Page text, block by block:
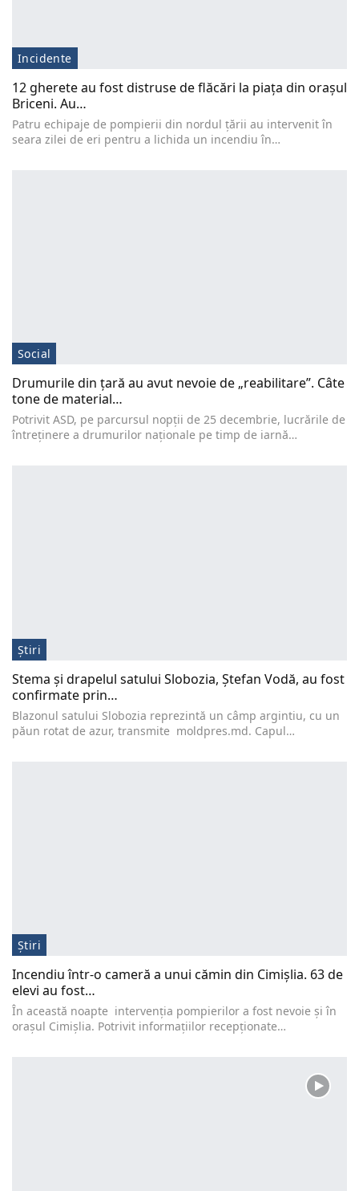
Incidente
12 gherete au fost distruse de flăcări la piața din orașul
Briceni. Au…
Patru echipaje de pompierii din nordul țării au intervenit în
seara zilei de eri pentru a lichida un incendiu în…
Social
Drumurile din țară au avut nevoie de „reabilitare”. Câte
tone de material…
Potrivit ASD, pe parcursul nopții de 25 decembrie, lucrările de
întreținere a drumurilor naționale pe timp de iarnă…
Știri
Stema şi drapelul satului Slobozia, Ştefan Vodă, au fost
confirmate prin…
Blazonul satului Slobozia reprezintă un câmp argintiu, cu un
păun rotat de azur, transmite moldpres.md. Capul…
Știri
Incendiu într-o cameră a unui cămin din Cimișlia. 63 de
elevi au fost…
În această noapte intervenția pompierilor a fost nevoie și în
orașul Cimișlia. Potrivit informațiilor recepționate…